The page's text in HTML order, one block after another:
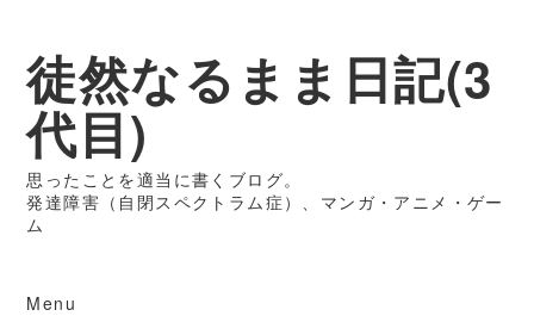
徒然なるまま日記(3
代目)
思ったことを適当に書くブログ。
発達障害（自閉スペクトラム症）、マンガ・アニメ・ゲー
ム
Menu